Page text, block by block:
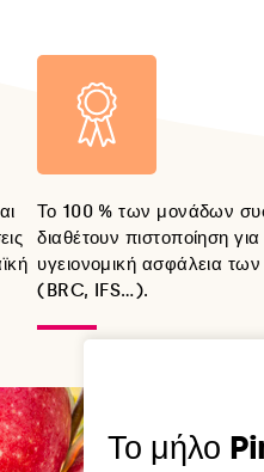
Το 100 % των μονάδων
διαθέτουν πιστοποίηση για
υγειονομική ασφάλεια
(BRC, IFS…).
Το μήλο